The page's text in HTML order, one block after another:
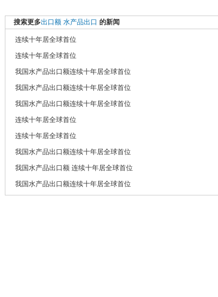
搜索更多出口额 水产品出口 的新闻
连续十年居全球首位
连续十年居全球首位
我国水产品出口额连续十年居全球首位
我国水产品出口额连续十年居全球首位
我国水产品出口额连续十年居全球首位
连续十年居全球首位
连续十年居全球首位
我国水产品出口额连续十年居全球首位
我国水产品出口额 连续十年居全球首位
我国水产品出口额连续十年居全球首位